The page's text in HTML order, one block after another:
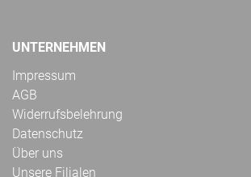
UNTERNEHMEN
Impressum
AGB
Widerrufsbelehrung
Datenschutz
Über uns
Unsere Filialen